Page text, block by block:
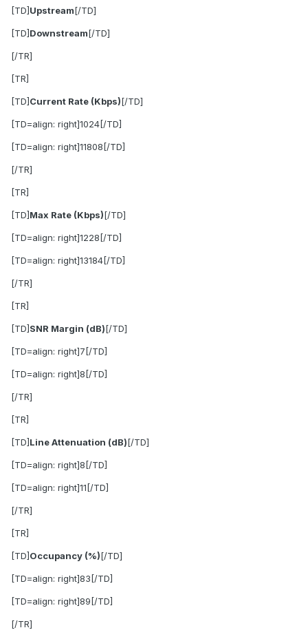
[TD]Upstream[/TD]
[TD]Downstream[/TD]
[/TR]
[TR]
[TD]Current Rate (Kbps)[/TD]
[TD=align: right]1024[/TD]
[TD=align: right]11808[/TD]
[/TR]
[TR]
[TD]Max Rate (Kbps)[/TD]
[TD=align: right]1228[/TD]
[TD=align: right]13184[/TD]
[/TR]
[TR]
[TD]SNR Margin (dB)[/TD]
[TD=align: right]7[/TD]
[TD=align: right]8[/TD]
[/TR]
[TR]
[TD]Line Attenuation (dB)[/TD]
[TD=align: right]8[/TD]
[TD=align: right]11[/TD]
[/TR]
[TR]
[TD]Occupancy (%)[/TD]
[TD=align: right]83[/TD]
[TD=align: right]89[/TD]
[/TR]